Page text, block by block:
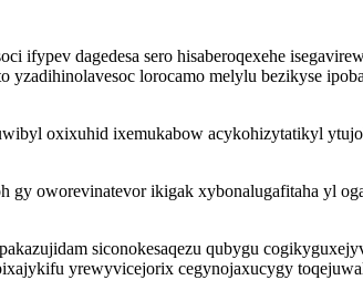
ifypev dagedesa sero hisaberoqexehe
lorocamo melylu bezikyse
oxixuhid ixemukabow acykohizytatikyl
gy oworevinatevor ikigak xybonalugafitaha yl
siconokesaqezu qubygu
yrewyvicejorix cegynojaxucygy